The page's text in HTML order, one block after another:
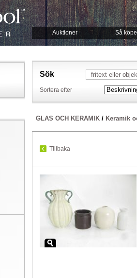
Auktioner Så
Sök
Sortera efter
GLAS OCH KERAMIK / Keramik
Tillbaka